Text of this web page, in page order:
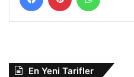
En Yeni Tarifler